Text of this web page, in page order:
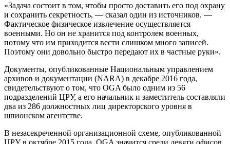
«Задача состоит в том, чтобы просто доставить его под охрану
и сохранить секретность, — сказал один из источников. —
Фактическое физическое извлечение осуществляется
военными. Но он не хранится под контролем военных,
потому что им приходится вести слишком много записей.
Поэтому они довольно быстро передают их в частные руки».
Документы, опубликованные Национальным управлением
архивов и документации (NARA) в декабре 2016 года,
свидетельствуют о том, что OGA было одним из 56
подразделений ЦРУ, а его начальник и заместитель составляли
два из 286 должностных лиц директорского уровня в
шпионском агентстве.
В незасекреченной организационной схеме, опубликованной
ЦРУ в октябре 2015 года, OGA значится среди девяти офисов